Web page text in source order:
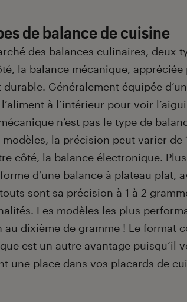
de balance de cuisine
des balances culinaires, deux
la balance mécanique,
durable. Généralement équipée
à l’intérieur pour voir
n’est pas le type de
modèles, la précision peut varier de
côté, la balance électronique.
d’une balance à plateau plat,
sont sa précision à 1 à 2
Les modèles les plus
au dixième de gramme ! Le format
est un autre avantage puisqu’il
une place dans vos placards de